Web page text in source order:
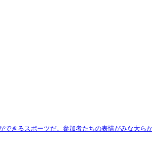
きるスポーツだ。参加者たちの表情がみな大ら